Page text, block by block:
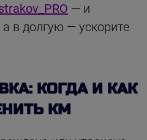
— и
а в долгую — ускорите
КОГДА И КАК
КМ